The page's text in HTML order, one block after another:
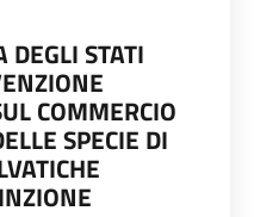
STATI
COMMERCIO
SPECIE DI